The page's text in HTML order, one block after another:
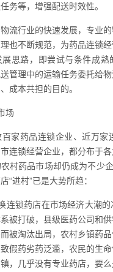
务等，增强配送时效性。
流行业的快速发展，专业
也不断规范，为药品连锁
展思路，即尝试与条件成熟
管理中的运输任务委托给
成本共担的目的。
场
家药品连锁企业、近万家
连锁经营企业，都分布于
村药品市场却仍成为不少企
“进村”已是大势所趋：
连锁药店在市场经济大潮
被打破，县级医药公司和
被淘汰出局，农村乡镇药
假药劣药泛滥，农民的生命
，几乎没有专业药店，要